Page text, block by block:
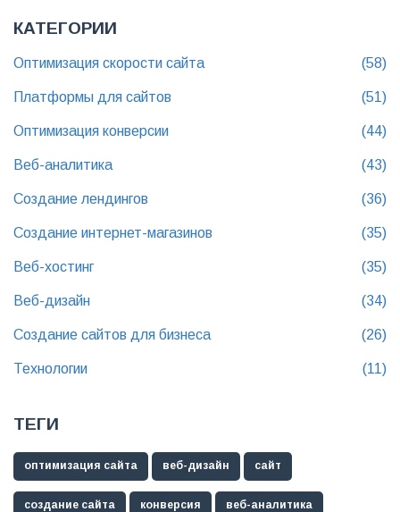
КАТЕГОРИИ
Оптимизация скорости сайта (58)
Платформы для сайтов (51)
Оптимизация конверсии (44)
Веб-аналитика (43)
Создание лендингов (36)
Создание интернет-магазинов (35)
Веб-хостинг (35)
Веб-дизайн (34)
Создание сайтов для бизнеса (26)
Технологии (11)
ТЕГИ
оптимизация сайта веб-дизайн сайт
создание сайта конверсия веб-аналитика